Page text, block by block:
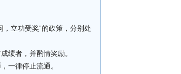
立功受奖”的政策，分别处
绩者，并酌情奖励。
一律停止流通。